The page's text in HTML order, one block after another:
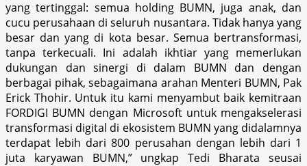
yang tertinggal: semua holding BUMN, juga anak, dan
cucu perusahaan di seluruh nusantara. Tidak hanya yang
besar dan yang di kota besar. Semua bertransformasi,
tanpa terkecuali. Ini adalah ikhtiar yang memerlukan
dukungan dan sinergi di dalam BUMN dan dengan
berbagai pihak, sebagaimana arahan Menteri BUMN, Pak
Erick Thohir. Untuk itu kami menyambut baik kemitraan
FORDIGI BUMN dengan Microsoft untuk mengakselerasi
transformasi digital di ekosistem BUMN yang didalamnya
terdapat lebih dari 800 perusahan dengan lebih dari 1
juta karyawan BUMN,” ungkap Tedi Bharata seusai